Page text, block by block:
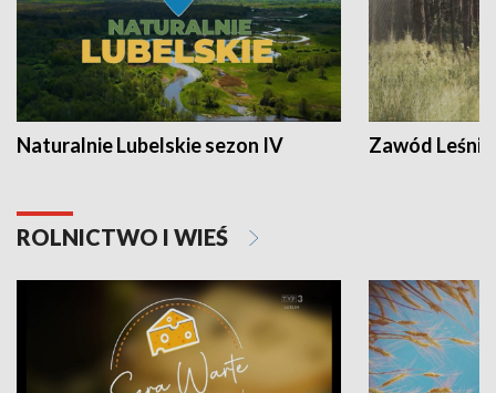
Naturalnie Lubelskie sezon IV Zawód Leśnik
ROLNICTWO I WIEŚ